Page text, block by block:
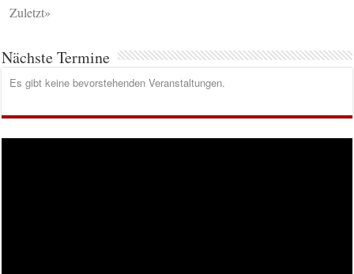
Zuletzt»
Nächste Termine
Es gibt keine bevorstehenden Veranstaltungen.